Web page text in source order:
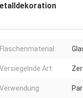
Flaschenmaterial:
Versiegelnde Art:
Verwendung: